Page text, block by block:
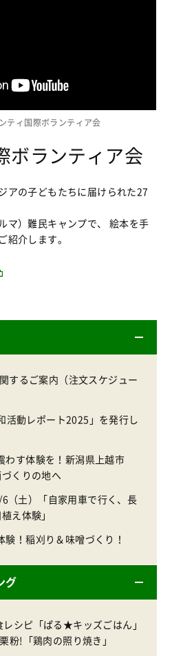
ティ国際ボランティア会
ボランティア会
アの子どもたちに届けられた27
マ）難民キャンプで、 絵本を手
紹介します。
するご案内（注文スケジュー
活動レポート2025」を発行し
わす体験を！新潟県上越市
くりの地へ
（土）「自家用車で行く、長
え体験」
験！稲刈り＆味噌づくり！
グ
シピ「ぱる★キッズごはん」
粉!「鶏肉の照り焼き」